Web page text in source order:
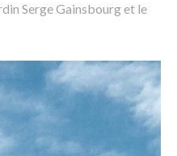
Serge Gainsbourg et le